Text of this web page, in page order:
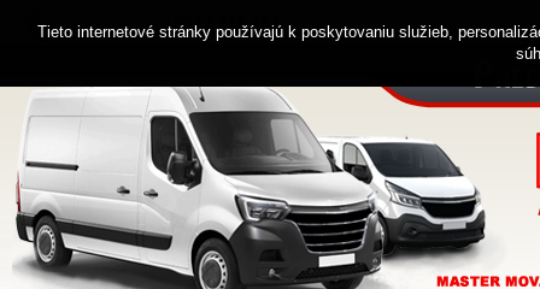
Zákaznícka linka 0914 238 482
Tieto internetové stránky používajú k poskytovaniu služieb,